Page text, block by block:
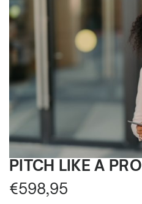
PITCH LIKE A PRO
€598,95